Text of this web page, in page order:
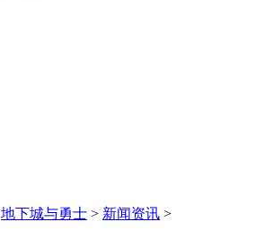
地下城与勇士 > 新闻资讯 >